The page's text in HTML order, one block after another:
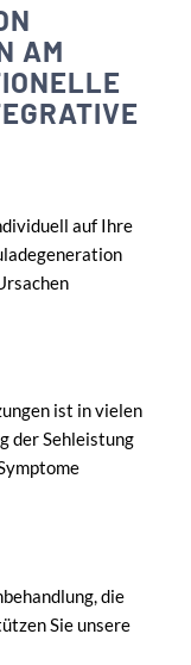
AM
auf Ihre
ist in vielen
der Sehleistung
die
Sie unsere